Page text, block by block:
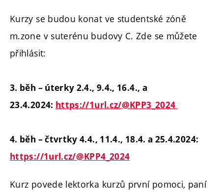
Kurzy se budou konat ve studentské zóně
m.zone v suterénu budovy C. Zde se můžete
přihlásit:
3. běh – úterky 2.4., 9.4., 16.4., a
23.4.2024: https://1url.cz/@KPP3_2024
4. běh – čtvrtky 4.4., 11.4., 18.4. a 25.4.2024:
https://1url.cz/@KPP4_2024
Kurz povede lektorka kurzů první pomoci, paní